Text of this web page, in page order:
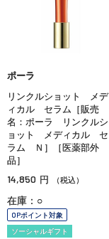
ポーラ
リンクルショット メデ
ィカル セラム［販売
名：ポーラ リンクルシ
ョット メディカル セ
ラム Ｎ］［医薬部外
品］
14,850 円 （税込）
在庫：○
OPポイント対象
ソーシャルギフト